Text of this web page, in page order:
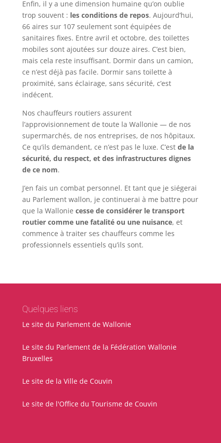
Enfin, il y a une dimension humaine qu’on oublie
trop souvent : les conditions de repos. Aujourd’hui,
66 aires sur 107 seulement sont équipées de
sanitaires fixes. Entre avril et octobre, des toilettes
mobiles sont ajoutées sur douze aires. C’est bien,
mais cela reste insuffisant. Dormir dans un camion,
ce n’est déjà pas facile. Dormir sans toilette à
proximité, sans éclairage, sans sécurité, c’est
indécent.
Nos chauffeurs routiers assurent
l’approvisionnement de toute la Wallonie — de nos
supermarchés, de nos entreprises, de nos hôpitaux.
Ce qu’ils demandent, ce n’est pas le luxe. C’est de la
sécurité, du respect, et des infrastructures dignes
de ce nom.
J’en fais un combat personnel. Et tant que je siégerai
au Parlement wallon, je continuerai à me battre pour
que la Wallonie cesse de considérer le transport
routier comme une fatalité ou une nuisance, et
commence à traiter ses chauffeurs comme les
professionnels essentiels qu’ils sont.
Quelques liens
Le site du Parlement de Wallonie
Le site du Parlement de la Fédération Wallonie
Bruxelles
Le site de la Ville de Couvin
Le site de l'Office du Tourisme de Couvin